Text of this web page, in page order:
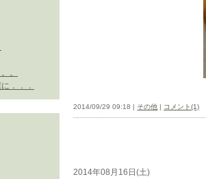
。
．．．
2014/09/29 09:18 | その他 | コメント(1)
2014年08月16日(土)